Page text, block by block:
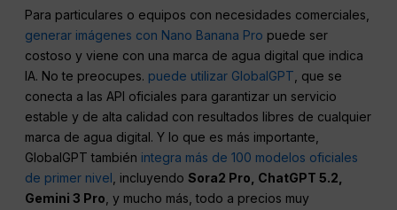
Para particulares o equipos con necesidades comerciales,
generar imágenes con Nano Banana Pro puede ser
costoso y viene con una marca de agua digital que indica
IA. No te preocupes. puede utilizar GlobalGPT , que se
conecta a las API oficiales para garantizar un servicio
estable y de alta calidad con resultados libres de cualquier
marca de agua digital. Y lo que es más importante,
GlobalGPT también integra más de 100 modelos oficiales
de primer nivel , incluyendoSora2 Pro ChatGPT 5.2,
Gemini 3 Pro , y mucho más, todo a precios muy